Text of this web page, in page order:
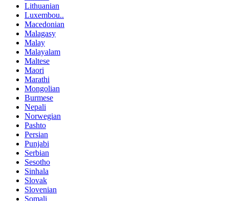
Lithuanian
Luxembou..
Macedonian
Malagasy
Malay
Malayalam
Maltese
Maori
Marathi
Mongolian
Burmese
Nepali
Norwegian
Pashto
Persian
Punjabi
Serbian
Sesotho
Sinhala
Slovak
Slovenian
Somali